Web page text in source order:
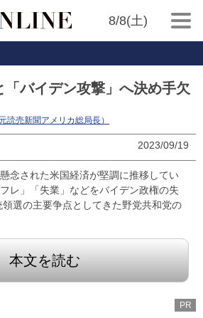
8/8(土)
バイデン攻撃」へ決め手欠
読売新聞アメリカ総局長）
2023/09/19
念された米国経済が堅調に推移してい
レ」「失業」などをバイデン政権の失
選の主要争点としてきた野党共和党の
本文を読む
PR